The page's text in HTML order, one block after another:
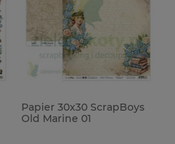
Papier 30x30 ScrapBoys
Old Marine 01